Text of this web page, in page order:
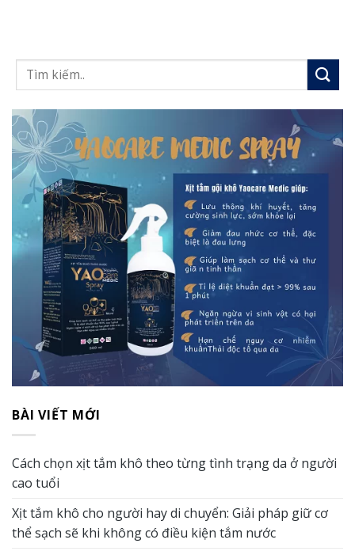
BÀI VIẾT MỚI
Cách chọn xịt tắm khô theo từng tình trạng da ở người
cao tuổi
Xịt tắm khô cho người hay di chuyển: Giải pháp giữ cơ
thể sạch sẽ khi không có điều kiện tắm nước